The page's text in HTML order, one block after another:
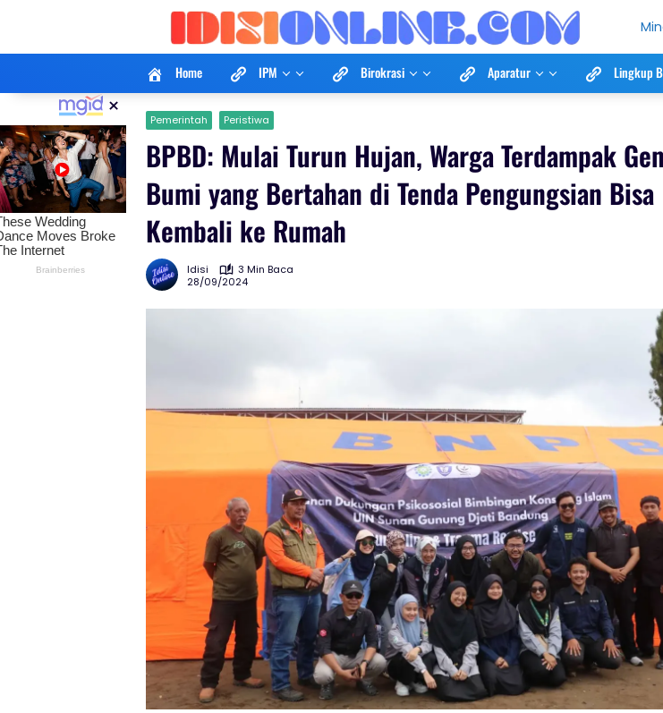
Home IPM Birokrasi Aparatur Lingkup
× Pemerintah Peristiwa
BPBD: Mulai Turun Hujan, Warga Terdampak
Bumi yang Bertahan di Tenda Pengungsian Bisa
Kembali ke Rumah
Idisi
3 Min Baca
28/09/2024